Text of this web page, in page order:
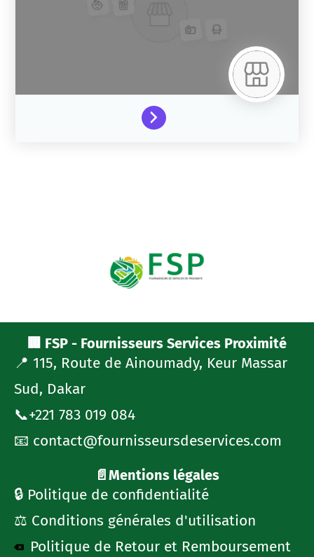
🏢 FSP - Fournisseurs Services Proximité
📍 115, Route de Ainoumady, Keur Massar
Sud, Dakar
📞+221 783 019 084
📧 contact@fournisseursdeservices.com
📄Mentions légales
🔒 Politique de confidentialité
⚖️ Conditions générales d'utilisation
Politique de Retour et Remboursement